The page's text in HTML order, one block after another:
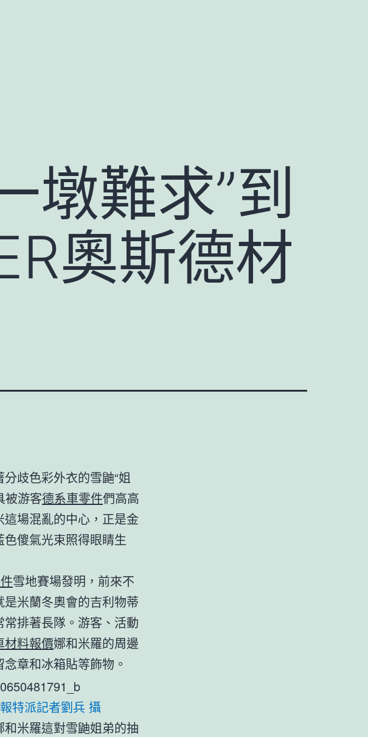
墩難求”到
奧斯德材
歧色彩外衣的雪鼬“姐
被游客德系車零件們高高
場混亂的中心，正是金
傻氣光束照得眼睛生
雪地賽場發明，前來不
米蘭冬奧會的吉利物蒂
排著長隊。游客、活動
材料報價娜和米羅的周邊
章和冰箱貼等飾物。
特派記者劉兵 攝
米羅這對雪鼬姐弟的抽